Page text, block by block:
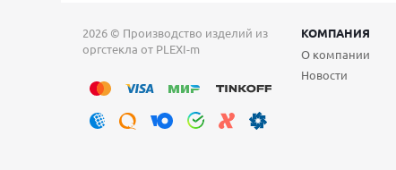
2026 © Производство изделий из
оргстекла от PLEXI-m
КОМПАНИЯ
О компании
Новости